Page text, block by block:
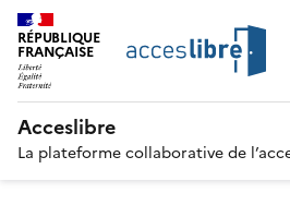
RÉPUBLIQUE
FRANÇAISE
Acceslibre
La plateforme collaborative de